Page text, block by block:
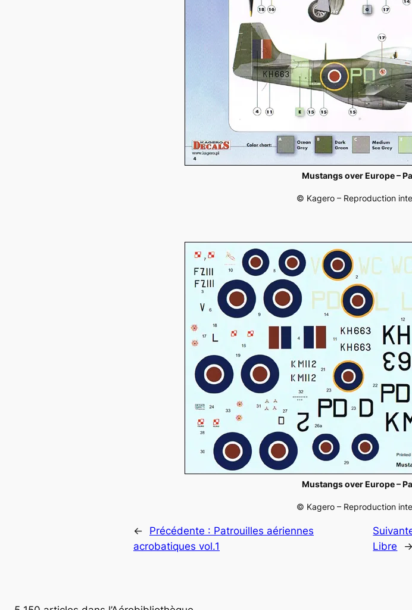
Mustangs over Europe –
© Kagero – Reproduction
Mustangs over Europe –
© Kagero – Reproduction
← Précédente : Patrouilles aériennes
acrobatiques vol.1
Libre
→